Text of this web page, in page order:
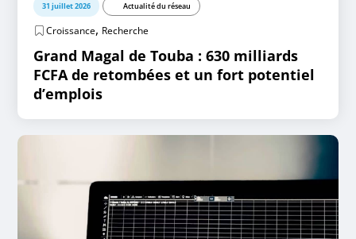
31 juillet 2026 Actualité du réseau
Croissance, Recherche
Grand Magal de Touba : 630 milliards
FCFA de retombées et un fort potentiel
d’emplois